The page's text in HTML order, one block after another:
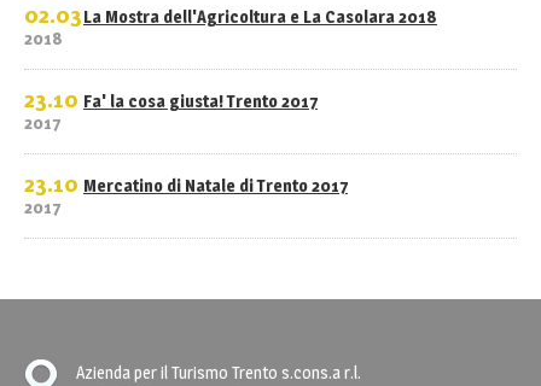
02.03
2018
La Mostra dell'Agricoltura e La Casolara 2018
23.10
2017
Fa' la cosa giusta! Trento 2017
23.10
2017
Mercatino di Natale di Trento 2017
Azienda per il Turismo Trento s.cons.a r.l.